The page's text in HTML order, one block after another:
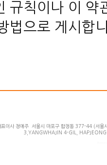
규칙이나 이 약
법으로 게시합
표이사 정애주 서울시 마포구 합정동 377-44 (
3,YANGWHAJIN 4-GIL,